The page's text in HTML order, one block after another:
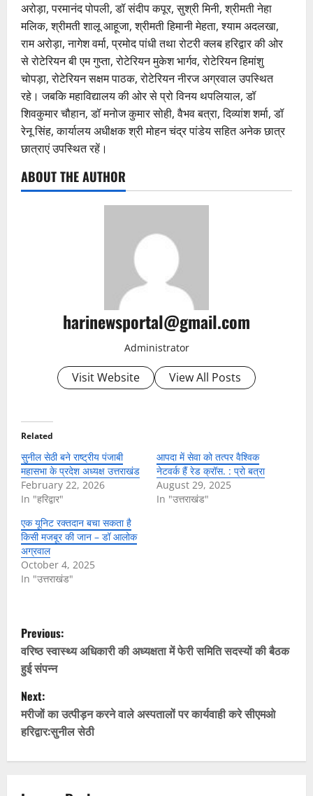
अरोड़ा, परमानंद पोपली, डॉ संदीप कपूर, सुश्री मिनी, श्रीमती नेहा
मलिक, श्रीमती शालू आहूजा, श्रीमती हिमानी मेहता, श्याम अदलखा,
राम अरोड़ा, नागेश वर्मा, प्रमोद पांधी तथा रोटरी क्लब हरिद्वार की ओर
से रोटेरियन बी एम गुप्ता, रोटेरियन मुकेश भार्गव, रोटेरियन हिमांशु
चोपड़ा, रोटेरियन सक्षम पाठक, रोटेरियन नीरज अग्रवाल उपस्थित
रहे। जबकि महाविद्यालय की ओर से प्रो विनय थपलियाल, डॉ
शिवकुमार चौहान, डॉ मनोज कुमार सोही, वैभव बत्रा, दिव्यांश शर्मा, डॉ
रेनू सिंह, कार्यालय अधीक्षक श्री मोहन चंद्र पांडेय सहित अनेक छात्र
छात्राएं उपस्थित रहें।
ABOUT THE AUTHOR
harinewsportal@gmail.com
Administrator
Visit Website View All Posts
Related
सुनील सेठी बने राष्ट्रीय पंजाबी
महासभा के प्रदेश अध्यक्ष उत्तराखंड
February 22, 2026
In "हरिद्वार"
आपदा में सेवा को तत्पर वैश्विक
नेटवर्क हैं रेड क्रॉस. : प्रो बत्रा
August 29, 2025
In "उत्तराखंड"
एक यूनिट रक्तदान बचा सकता है
किसी मजबूर की जान – डॉ आलोक
अग्रवाल
October 4, 2025
In "उत्तराखंड"
P
o
s
t
n
Previous:
वरिष्ठ स्वास्थ्य अधिकारी की अध्यक्षता में फेरी समिति सदस्यों की बैठक
हुई संपन्न
Next:
मरीजों का उत्पीड़न करने वाले अस्पतालों पर कार्यवाही करे सीएमओ
हरिद्वार:सुनील सेठी